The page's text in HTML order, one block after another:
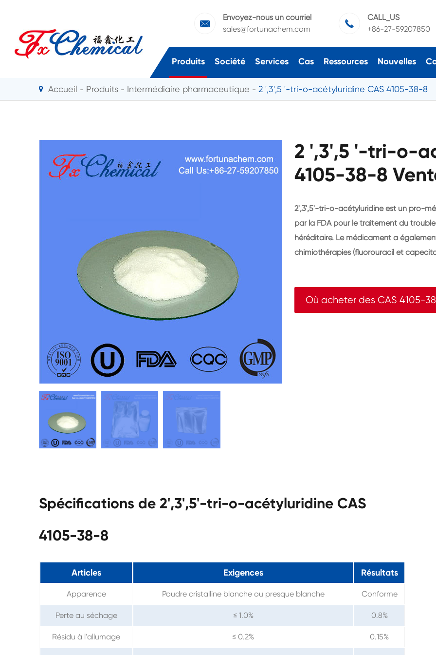

Envoyez-nous un courriel
sales@fortunachem.com

CALL_US
+86-27-59207850
Produits Société Services Cas Ressources Nouvelles
Accueil Produits Intermédiaire pharmaceutique 2 ',3',5 '-tri-o-acétyluridine CAS 4105-38-8
2 ',3',5 '-tri-o-
4105-38-8
2',3',5'-tri-o-acétyluridine est un pro-
par la FDA pour le traitement du
héréditaire. Le médicament a
chimiothérapies (fluorouracil et
Où acheter des CAS 4105-
Spécifications de 2',3',5'-tri-o-acétyluridine CAS
4105-38-8
Articles Exigences Résultats
Apparence Poudre cristalline blanche ou presque blanche Conforme
Perte au séchage ≤ 1.0% 0.8%
Résidu à l'allumage ≤ 0.2% 0.15%